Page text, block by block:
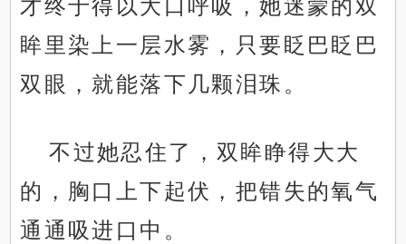
才终于得以大口呼吸，她迷蒙的双
眸里染上一层水雾，只要眨巴眨巴
双眼，就能落下几颗泪珠。
不过她忍住了，双眸睁得大大
的，胸口上下起伏，把错失的氧气
通通吸进口中。